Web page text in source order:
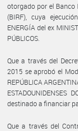
otorgado por el Banco
(BIRF), cuya
ENERGÍA del ex
PÚBLICOS.
Que a través del
2015 se aprobó el
REPÚBLICA
ESTADOUNIDENSES
destinado a financiar
Que a través del